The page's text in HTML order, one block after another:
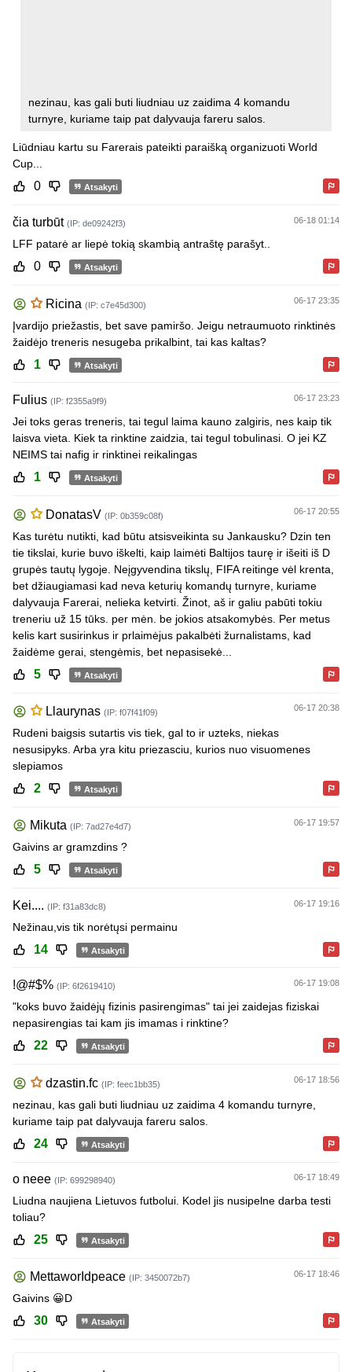
nezinau, kas gali buti liudniau uz zaidima 4 komandu
turnyre, kuriame taip pat dalyvauja fareru salos.
Liūdniau kartu su Farerais pateikti paraišką organizuoti World
Cup...
0 Atsakyti
čia turbūt (IP: de09242f3) 06-18 01:14
LFF patarė ar liepė tokią skambią antraštę parašyt..
0 Atsakyti
Ricina (IP: c7e45d300) 06-17 23:35
Įvardijo priežastis, bet save pamiršo. Jeigu netraumuoto rinktinės
žaidėjo treneris nesugeba prikalbint, tai kas kaltas?
1 Atsakyti
Fulius (IP: f2355a9f9) 06-17 23:23
Jei toks geras treneris, tai tegul laima kauno zalgiris, nes kaip tik
laisva vieta. Kiek ta rinktine zaidzia, tai tegul tobulinasi. O jei KZ
NEIMS tai nafig ir rinktinei reikalingas
1 Atsakyti
DonatasV (IP: 0b359c08f) 06-17 20:55
Kas turėtu nutikti, kad būtu atsisveikinta su Jankausku? Dzin ten
tie tikslai, kurie buvo iškelti, kaip laimėti Baltijos taurę ir išeiti iš D
grupės tautų lygoje. Neįgyvendina tikslų, FIFA reitinge vėl krenta,
bet džiaugiamasi kad neva keturių komandų turnyre, kuriame
dalyvauja Farerai, nelieka ketvirti. Žinot, aš ir galiu pabūti tokiu
treneriu už 15 tūks. per mėn. be jokios atsakomybės. Per metus
kelis kart susirinkus ir prlaimėjus pakalbėti žurnalistams, kad
žaidėme gerai, stengėmis, bet nepasisekė...
5 Atsakyti
Llaurynas (IP: f07f41f09) 06-17 20:38
Rudeni baigsis sutartis vis tiek, gal to ir uzteks, niekas
nesusipyks. Arba yra kitu priezasciu, kurios nuo visuomenes
slepiamos
2 Atsakyti
Mikuta (IP: 7ad27e4d7) 06-17 19:57
Gaivins ar gramzdins ?
5 Atsakyti
Kei.... (IP: f31a83dc8) 06-17 19:16
Nežinau,vis tik norėtųsi permainu
14 Atsakyti
!@#$% (IP: 6f2619410) 06-17 19:08
"koks buvo žaidėjų fizinis pasirengimas" tai jei zaidejas fiziskai
nepasirengias tai kam jis imamas i rinktine?
22 Atsakyti
dzastin.fc (IP: feec1bb35) 06-17 18:56
nezinau, kas gali buti liudniau uz zaidima 4 komandu turnyre,
kuriame taip pat dalyvauja fareru salos.
24 Atsakyti
o neee (IP: 699298940) 06-17 18:49
Liudna naujiena Lietuvos futbolui. Kodel jis nusipelne darba testi
toliau?
25 Atsakyti
MettaworIdpeace (IP: 3450072b7) 06-17 18:46
Gaivins 😀D
30 Atsakyti